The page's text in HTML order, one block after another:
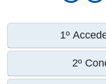
1º
2º